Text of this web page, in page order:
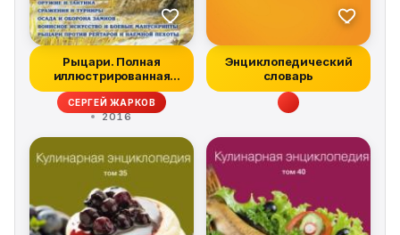
Рыцари. Полная
иллюстрированная
энциклопедия
СЕРГЕЙ ЖАРКОВ
2016
Энциклопедический
словарь